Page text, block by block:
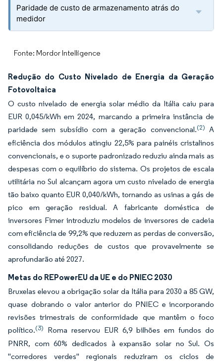
Paridade de custo de armazenamento atrás do
medidor
Fonte: Mordor Intelligence
Redução do Custo Nivelado de Energia da Geração
Fotovoltaica
O custo nivelado de energia solar médio da Itália caiu para
EUR 0,045/kWh em 2024, marcando a primeira instância de
paridade sem subsídio com a geração convencional.(2) A
eficiência dos módulos atingiu 22,5% para painéis cristalinos
convencionais, e o suporte padronizado reduziu ainda mais as
despesas com o equilíbrio do sistema. Os projetos de escala
utilitária no Sul alcançam agora um custo nivelado de energia
tão baixo quanto EUR 0,040/kWh, tornando as usinas a gás de
pico em geração residual. A fabricante doméstica de
inversores Fimer introduziu modelos de inversores de cadeia
com eficiência de 99,2% que reduzem as perdas de conversão,
consolidando reduções de custos que provavelmente se
aprofundarão até 2027.
Metas do REPowerEU da UE e do PNIEC 2030
Bruxelas elevou a obrigação solar da Itália para 2030 a 85 GW,
quase dobrando o valor anterior do PNIEC e incorporando
revisões trimestrais de conformidade que mantêm o foco
político.(3) Roma reservou EUR 6,9 bilhões em fundos do
PNRR, com 60% dedicados à expansão solar no Sul. Os
"corredores verdes" regionais reduziram os ciclos de